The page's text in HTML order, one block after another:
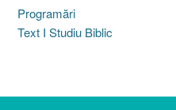
Programări
Text I Studiu Biblic